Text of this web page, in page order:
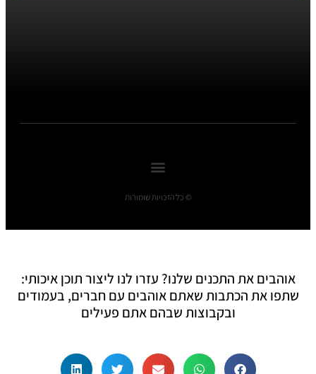
© כל הזכויות שומורות
אוהבים את התכנים שלנו? עזרו לנו ליצור תוכן איכותי:
שתפו את הכתבות שאתם אוהבים עם חברים, בעמודים
ובקבוצות שבהם אתם פעילים